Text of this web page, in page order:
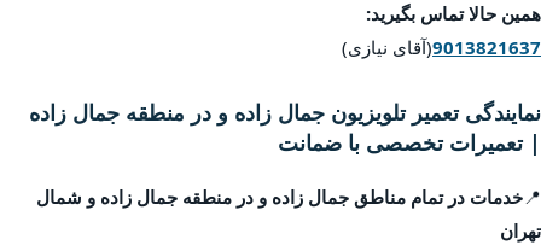
همین حالا تماس بگیرید:
9013821637(آقای نیازی)
نمایندگی تعمیر تلویزیون جمال زاده و در منطقه جمال زاده
| تعمیرات تخصصی با ضمانت
📍خدمات در تمام مناطق جمال زاده و در منطقه جمال زاده و شمال
تهران